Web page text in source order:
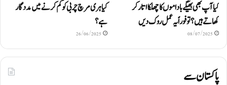
کیا آپ بھی بھیگے باداموں کا چھلکا اتار کر
کھاتے ہیں؟ تو فوراً یہ عمل روک دیں
08/07/2025
کیا ہری مرچ چربی کو کم کرنے میں مددگار
ہے؟
26/06/2025
پاکستان سے